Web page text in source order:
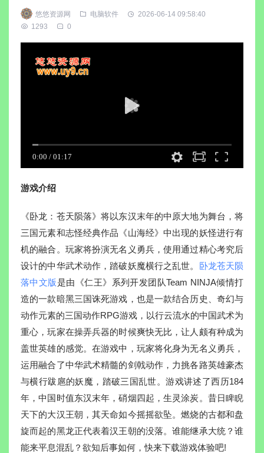
悠悠资源网 电脑软件
2026-06-14 09:58:40
1293
0
游戏介绍
《卧龙：苍天陨落》将以东汉末年的中原大地为舞台，将
三国元素和志怪经典作品《山海经》中出现的妖怪进行有
机的融合。玩家将扮演无名义勇兵，使用通过精心考究后
设计的中华武术动作，踏破妖魔横行之乱世。 卧龙苍天陨
落中文版是由《仁王》系列开发团队Team NINJA倾情打
造的一款暗黑三国诛死游戏，也是一款结合历史、奇幻与
动作元素的三国动作RPG游戏，以行云流水的中国武术为
重心，玩家在操弄兵器的时候爽快无比，让人颇有种成为
盖世英雄的感觉。在游戏中，玩家将化身为无名义勇兵，
运用融合了中华武术精髓的剑戟动作，力挑各路英雄豪杰
与横行跋扈的妖魔，踏破三国乱世。游戏讲述了西历184
年，中国时值东汉末年，硝烟四起，生灵涂炭。昔日睥睨
天下的大汉王朝，其天命如今摇摇欲坠。燃烧的古都和盘
旋而起的黑龙正代表着汉王朝的没落。谁能继承大统？谁
能来平息混乱？欲知后事如何，快来下载游戏体验吧!